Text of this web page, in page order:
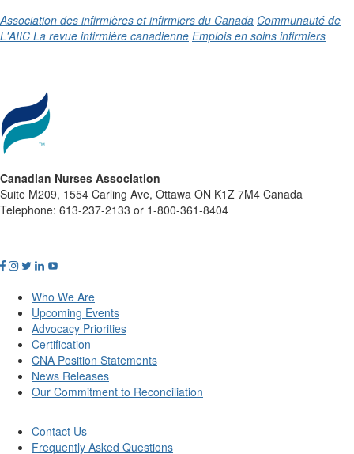
Association des infirmières et infirmiers du Canada Communauté de
L'AIIC La revue infirmière canadienne Emplois en soins infirmiers
Canadian Nurses Association
Suite M209, 1554 Carling Ave, Ottawa ON K1Z 7M4 Canada
Telephone: 613-237-2133 or 1-800-361-8404
Who We Are
Upcoming Events
Advocacy Priorities
Certification
CNA Position Statements
News Releases
Our Commitment to Reconciliation
Contact Us
Frequently Asked Questions